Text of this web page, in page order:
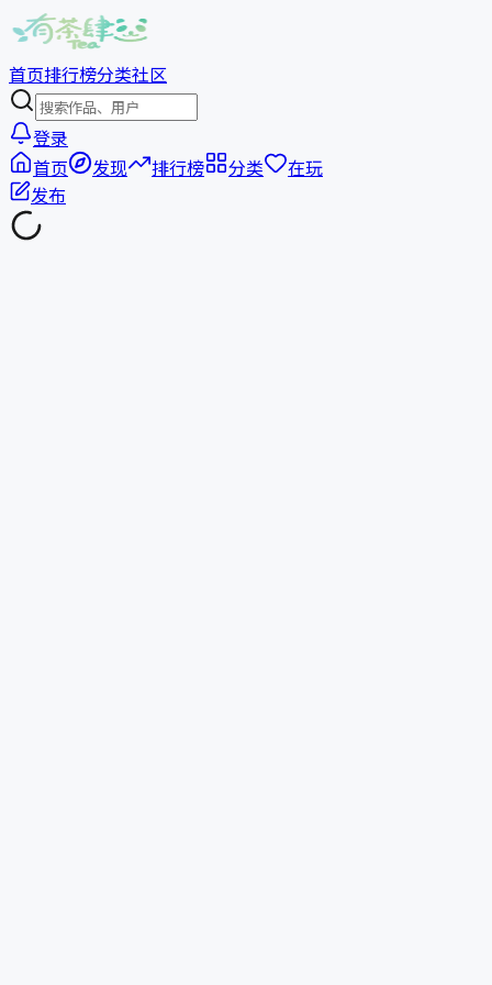
首页排行榜分类社区
登录
首页
发现 排行榜 分类
在玩
发布